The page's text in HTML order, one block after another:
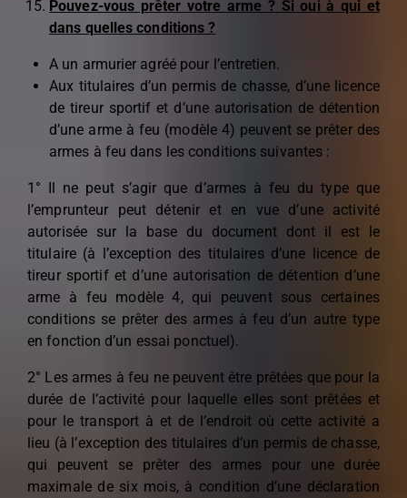
Pouvez-vous prêter votre arme ? Si oui à qui et
dans quelles conditions ?
A un armurier agréé pour l’entretien.
Aux titulaires d’un permis de chasse, d’une licence
de tireur sportif et d’une autorisation de détention
d’une arme à feu (modèle 4) peuvent se prêter des
armes à feu dans les conditions suivantes :
1° Il ne peut s’agir que d’armes à feu du type que
l’emprunteur peut détenir et en vue d’une activité
autorisée sur la base du document dont il est le
titulaire (à l’exception des titulaires d’une licence de
tireur sportif et d’une autorisation de détention d’une
arme à feu modèle 4, qui peuvent sous certaines
conditions se prêter des armes à feu d’un autre type
en fonction d’un essai ponctuel).
2° Les armes à feu ne peuvent être prêtées que pour la
durée de l’activité pour laquelle elles sont prêtées et
pour le transport à et de l’endroit où cette activité a
lieu (à l’exception des titulaires d’un permis de chasse,
qui peuvent se prêter des armes pour une durée
maximale de six mois, à condition d’une déclaration